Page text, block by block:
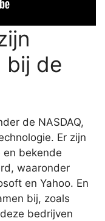
bij de
de NASDAQ,
Er zijn
en bekende
waaronder
en Yahoo. En
bij, zoals
bedrijven